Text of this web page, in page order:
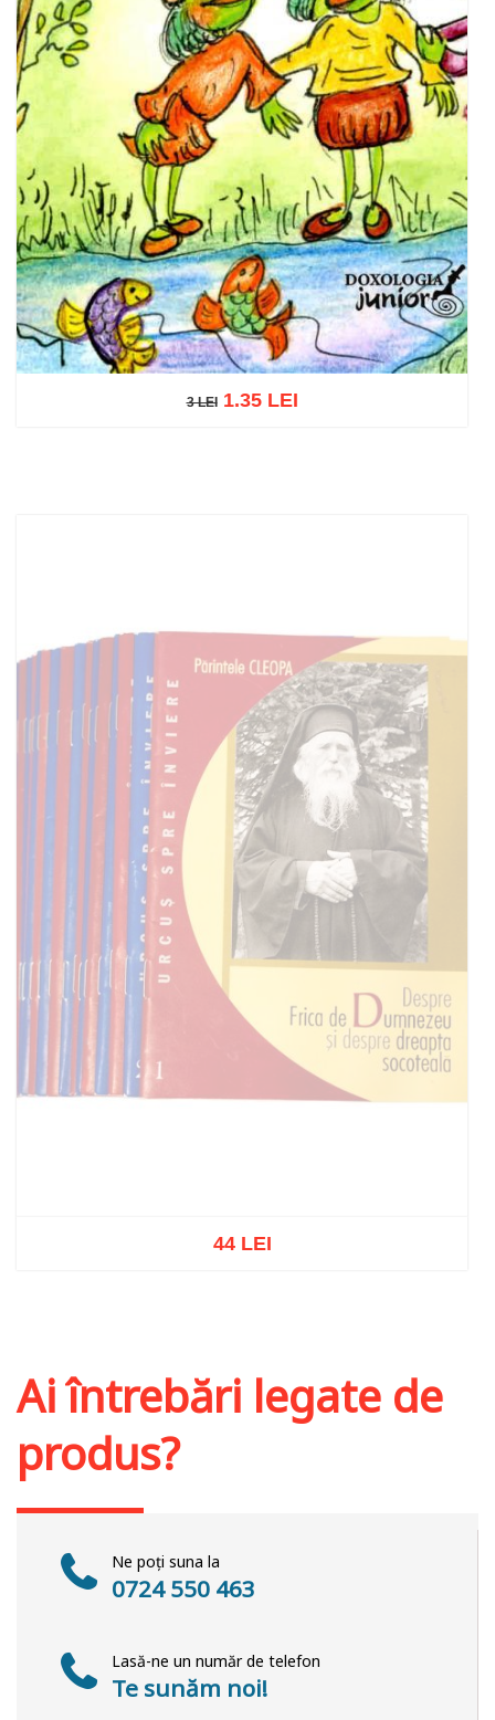
3 LEI
3 LEI1.35 LEI
44 LEI
Ai întrebări legate de
produs?
Ne poți suna la
0724 550 463
Lasă-ne un număr de telefon
Te sunăm noi!